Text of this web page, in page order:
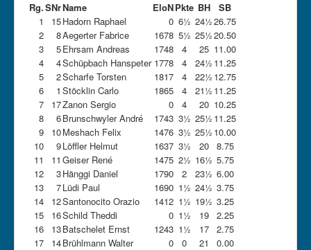
Rg.SNrName EloNPkte BH
SB
1
15Hadorn Raphael 0 6½ 24½26.75
2
8Aegerter Fabrice 1678 5½ 25½20.50
3
5Ehrsam Andreas 1748 4 25 11.00
4
4Schüpbach Hanspeter 1778 4 24½ 11.25
5
2Scharfe Torsten 1817 4 22½ 12.75
6
1 Stöcklin Carlo 1865 4 21½ 11.25
7
17Zanon Sergio 0 4 20 10.25
8
6Brunschwyler André 1743 3½ 25½ 11.25
9
10Meshach Felix 1476 3½ 25½ 10.00
10
9Löffler Helmut 1637 3½ 20
8.75
11
11 Geiser René 1475 2½ 16½ 5.75
12
3Hänggi Daniel 1790 2 23½ 6.00
13
7Lüdi Paul 1690 1½ 24½ 3.75
14
12Santonocito Orazio 1412 1½ 19½ 3.25
15
16Schild Theddi 0 1½ 19
2.25
16
13Batschelet Ernst 1243 1½ 17
2.75
17
14Brühlmann Walter 0 0 21
0.00